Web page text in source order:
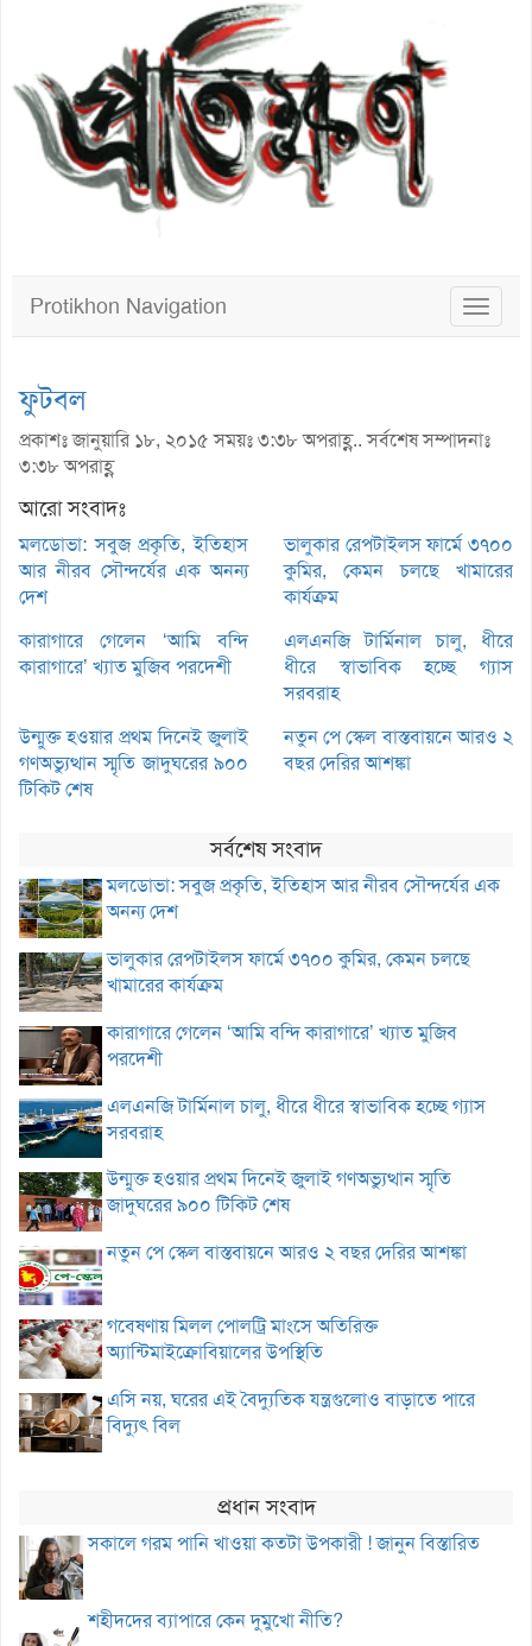
Toggle
Protikhon Navigation
ফুটবল
প্রকাশঃ জানুয়ারি ১৮, ২০১৫ সময়ঃ ৩:৩৮ অপরাহ্ণ.. সর্বশেষ সম্পাদনাঃ
৩:৩৮ অপরাহ্ণ
আরো সংবাদঃ
মলডোভা: সবুজ প্রকৃতি, ইতিহাস
আর নীরব সৌন্দর্যের এক অনন্য
দেশ
ভালুকার রেপটাইলস ফার্মে ৩৭০০
কুমির, কেমন চলছে খামারের
কার্যক্রম
কারাগারে গেলেন ‘আমি বন্দি
কারাগারে’ খ্যাত মুজিব পরদেশী
এলএনজি টার্মিনাল চালু, ধীরে
ধীরে স্বাভাবিক হচ্ছে গ্যাস
সরবরাহ
উন্মুক্ত হওয়ার প্রথম দিনেই জুলাই
গণঅভ্যুত্থান স্মৃতি জাদুঘরের ৯০০
টিকিট শেষ
নতুন পে স্কেল বাস্তবায়নে আরও ২
বছর দেরির আশঙ্কা
সর্বশেষ সংবাদ
মলডোভা: সবুজ প্রকৃতি, ইতিহাস আর নীরব সৌন্দর্যের এক
অনন্য দেশ
ভালুকার রেপটাইলস ফার্মে ৩৭০০ কুমির, কেমন চলছে
খামারের কার্যক্রম
কারাগারে গেলেন ‘আমি বন্দি কারাগারে’ খ্যাত মুজিব
পরদেশী
এলএনজি টার্মিনাল চালু, ধীরে ধীরে স্বাভাবিক হচ্ছে গ্যাস
সরবরাহ
উন্মুক্ত হওয়ার প্রথম দিনেই জুলাই গণঅভ্যুত্থান স্মৃতি
জাদুঘরের ৯০০ টিকিট শেষ
নতুন পে স্কেল বাস্তবায়নে আরও ২ বছর দেরির আশঙ্কা
গবেষণায় মিলল পোলট্রি মাংসে অতিরিক্ত
অ্যান্টিমাইক্রোবিয়ালের উপস্থিতি
এসি নয়, ঘরের এই বৈদ্যুতিক যন্ত্রগুলোও বাড়াতে পারে
বিদ্যুৎ বিল
প্রধান সংবাদ
সকালে গরম পানি খাওয়া কতটা উপকারী ! জানুন বিস্তারিত
শহীদদের ব্যাপারে কেন দুমুখো নীতি?